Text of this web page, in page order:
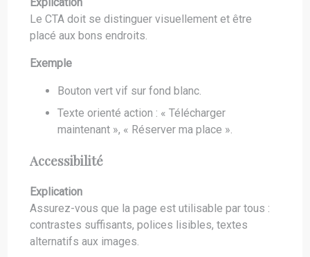
Le CTA doit se distinguer visuellement et être
placé aux bons endroits.
Exemple
Bouton vert vif sur fond blanc.
Texte orienté action : « Télécharger
maintenant », « Réserver ma place ».
Accessibilité
Explication
Assurez-vous que la page est utilisable par tous :
contrastes suffisants, polices lisibles, textes
alternatifs aux images.